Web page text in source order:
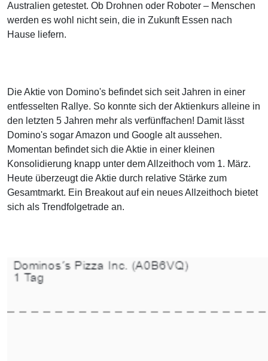
Australien getestet. Ob Drohnen oder Roboter – Menschen
werden es wohl nicht sein, die in Zukunft Essen nach
Hause liefern.
Die Aktie von Domino's befindet sich seit Jahren in einer
entfesselten Rallye. So konnte sich der Aktienkurs alleine in
den letzten 5 Jahren mehr als verfünffachen! Damit lässt
Domino's sogar Amazon und Google alt aussehen.
Momentan befindet sich die Aktie in einer kleinen
Konsolidierung knapp unter dem Allzeithoch vom 1. März.
Heute überzeugt die Aktie durch relative Stärke zum
Gesamtmarkt. Ein Breakout auf ein neues Allzeithoch bietet
sich als Trendfolgetrade an.